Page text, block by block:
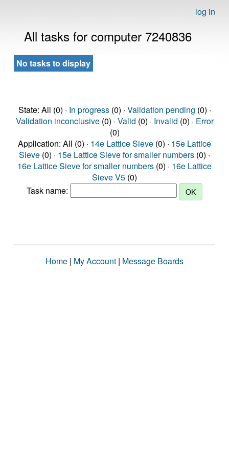
log in
All tasks for computer 7240836
No tasks to display
State: All (0) · In progress(0) · Validation pending (0) ·
Validation inconclusive(0) · Valid (0) · Invalid (0) · Error
(0)
Application: All (0) · 14e Lattice Sieve (0) · 15e Lattice
Sieve (0) · 15e Lattice Sieve for smaller numbers (0) ·
16e Lattice Sieve for smaller numbers (0) · 16e Lattice
Sieve V5 (0)
Task name:
Home | My Account | Message Boards